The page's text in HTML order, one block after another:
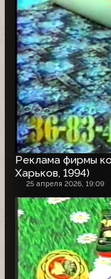
Реклама фирмы
Харьков, 1994)
25 апреля 2026, 19:09